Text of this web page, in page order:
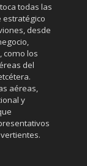
todas las
estratégico
desde
como los
del
aéreas,
y